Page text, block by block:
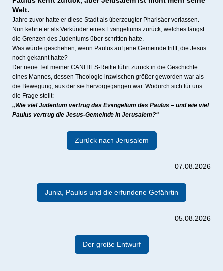
Welt.
Jahre zuvor hatte er diese Stadt als überzeugter Pharisäer verlassen. -
Nun kehrte er als Verkünder eines Evangeliums zurück, welches längst
die Grenzen des Judentums über-schritten hatte.
Was würde geschehen, wenn Paulus auf jene Gemeinde trifft, die Jesus
noch gekannt hatte?
Der neue Teil meiner CANITIES-Reihe führt zurück in die Geschichte
eines Mannes, dessen Theologie inzwischen größer geworden war als
die Bewegung, aus der sie hervorgegangen war. Wodurch sich für uns
die Frage stellt:
„Wie viel Judentum vertrug das Evangelium des Paulus – und wie viel
Paulus vertrug die Jesus-Gemeinde in Jerusalem?“
Zurück nach Jerusalem
07.08.2026
Junia, Paulus und die erfundene Gefährtin
05.08.2026
Der große Entwurf